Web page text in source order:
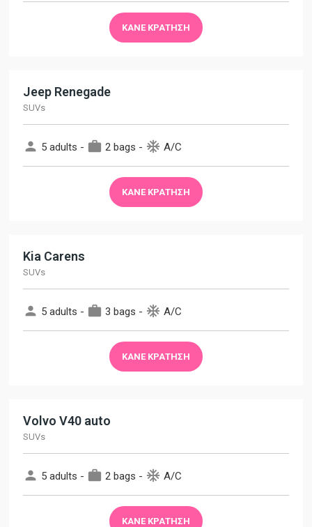
ΚΆΝΕ ΚΡΆΤΗΣΗ
Jeep Renegade
SUVs
person 5 adults - work 2 bags - ac_unit A/C
ΚΆΝΕ ΚΡΆΤΗΣΗ
Kia Carens
SUVs
person 5 adults - work 3 bags - ac_unit A/C
ΚΆΝΕ ΚΡΆΤΗΣΗ
Volvo V40 auto
SUVs
person 5 adults - work 2 bags - ac_unit A/C
ΚΆΝΕ ΚΡΆΤΗΣΗ